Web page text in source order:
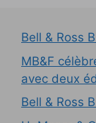
Bell & Ross
MB&F
avec deux
Bell & Ross